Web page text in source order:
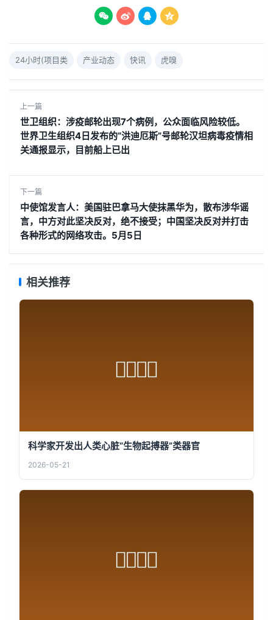
   
24小时(项目类 产业动态 快讯 虎嗅
上一篇
世卫组织：涉疫邮轮出现7个病例，公众面临风险较低。
世界卫生组织4日发布的“洪迪厄斯”号邮轮汉坦病毒疫情相
关通报显示，目前船上已出
下一篇
中使馆发言人：美国驻巴拿马大使抹黑华为，散布涉华谣
言，中方对此坚决反对，绝不接受；中国坚决反对并打击
各种形式的网络攻击。5月5日
相关推荐
科学家开发出人类心脏“生物起搏器”类器官
2026-05-21